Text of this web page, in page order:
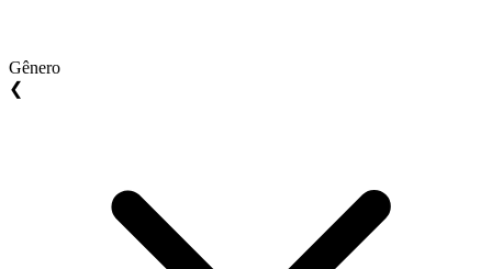
Gênero
❮